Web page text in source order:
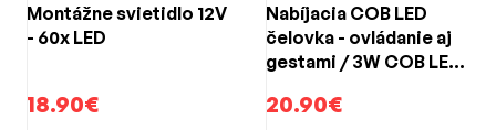
Montážne svietidlo 12V
- 60x LED
18.90€
Nabíjacia COB LED
čelovka - ovládanie aj
gestami / 3W COB LED
20.90€